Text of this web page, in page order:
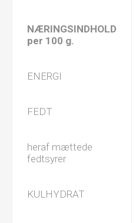
NÆRINGSINDHOLD
per 100 g.
ENERGI
FEDT
heraf mættede
fedtsyrer
KULHYDRAT